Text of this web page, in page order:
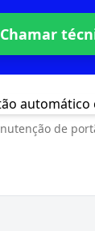
Chamar
de